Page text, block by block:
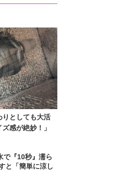
りとしても大活
感が絶妙！」
で『10秒』濡ら
と「簡単に涼し